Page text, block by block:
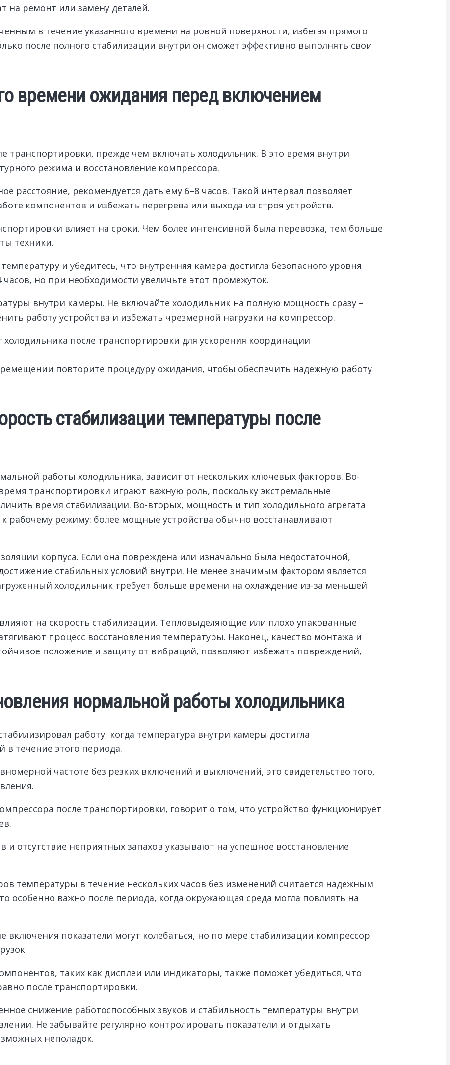
на ремонт или замену деталей.
в течение указанного времени на ровной поверхности, избегая прямого
после полного стабилизации внутри он сможет эффективно выполнять свои
времени ожидания перед включением
транспортировки, прежде чем включать холодильник. В это время внутри
режима и восстановление компрессора.
расстояние, рекомендуется дать ему 6–8 часов. Такой интервал позволяет
компонентов и избежать перегрева или выхода из строя устройств.
влияет на сроки. Чем более интенсивной была перевозка, тем больше
техники.
и убедитесь, что внутренняя камера достигла безопасного уровня
но при необходимости увеличьте этот промежуток.
внутри камеры. Не включайте холодильник на полную мощность сразу –
работу устройства и избежать чрезмерной нагрузки на компрессор.
после транспортировки для ускорения координации
повторите процедуру ожидания, чтобы обеспечить надежную работу
стабилизации температуры после
работы холодильника, зависит от нескольких ключевых факторов. Во-
транспортировки играют важную роль, поскольку экстремальные
время стабилизации. Во-вторых, мощность и тип холодильного агрегата
рабочему режиму: более мощные устройства обычно восстанавливают
корпуса. Если она повреждена или изначально была недостаточной,
стабильных условий внутри. Не менее значимым фактором является
холодильник требует больше времени на охлаждение из-за меньшей
на скорость стабилизации. Тепловыделяющие или плохо упакованные
процесс восстановления температуры. Наконец, качество монтажа и
положение и защиту от вибраций, позволяют избежать повреждений,
нормальной работы холодильника
работу, когда температура внутри камеры достигла
в течение этого периода.
частоте без резких включений и выключений, это свидетельство того,
после транспортировки, говорит о том, что устройство функционирует
отсутствие неприятных запахов указывают на успешное восстановление
температуры в течение нескольких часов без изменений считается надежным
особенно важно после периода, когда окружающая среда могла повлиять на
показатели могут колебаться, но по мере стабилизации компрессор
таких как дисплеи или индикаторы, также поможет убедиться, что
после транспортировки.
снижение работоспособных звуков и стабильность температуры внутри
Не забывайте регулярно контролировать показатели и отдыхать
неполадок.